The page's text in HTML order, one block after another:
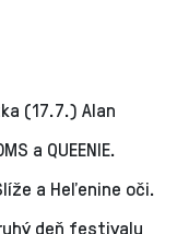
(17.7.) Alan
a QUEENIE.
a Heľenine oči.
deň festivalu